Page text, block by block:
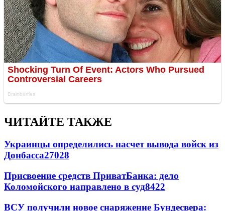
ЧИТАЙТЕ ТАКЖЕ
Украинцы определились насчет вывода войск из
Донбасса27028
Присвоение средств ПриватБанка: дело
Коломойского направлено в суд8422
ВСУ получили новое снаряжение Бундесвера: